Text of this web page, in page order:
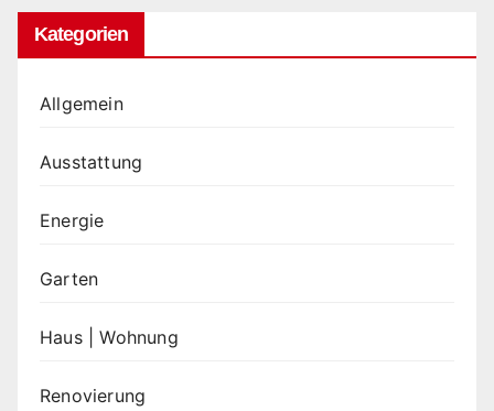
Kategorien
Allgemein
Ausstattung
Energie
Garten
Haus | Wohnung
Renovierung